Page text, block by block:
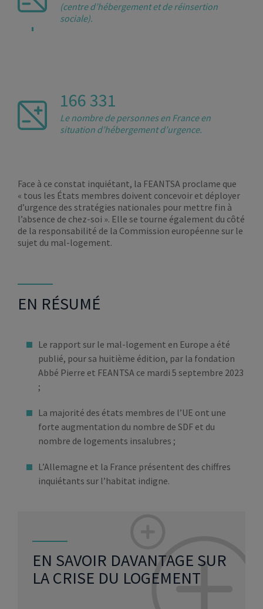
(centre d’hébergement et de réinsertion
sociale).
166 331
Le nombre de personnes en France en
situation d’hébergement d’urgence.
Face à ce constat inquiétant, la FEANTSA proclame que
« tous les États membres doivent concevoir et déployer
d’urgence des stratégies nationales pour mettre fin à
l’absence de chez-soi ». Elle se tourne également du côté
de la responsabilité de la Commission européenne sur le
sujet du mal-logement.
EN RÉSUMÉ
Le rapport sur le mal-logement en Europe a été
publié, pour sa huitième édition, par la fondation
Abbé Pierre et FEANTSA ce mardi 5 septembre 2023
;
La majorité des états membres de l’UE ont une
forte augmentation du nombre de SDF et du
nombre de logements insalubres ;
L’Allemagne et la France présentent des chiffres
inquiétants sur l’habitat indigne.
EN SAVOIR DAVANTAGE SUR
LA CRISE DU LOGEMENT